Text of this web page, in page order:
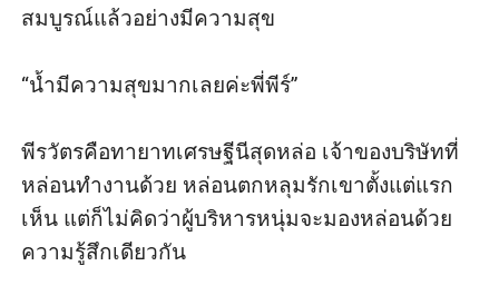
สมบูรณ์แล้วอย่างมีความสุข
“น้ำมีความสุขมากเลยค่ะพี่พีร์”
พีรวัตรคือทายาทเศรษฐีนีสุดหล่อ เจ้าของบริษัทที่
หล่อนทำงานด้วย หล่อนตกหลุมรักเขาตั้งแต่แรก
เห็น แต่ก็ไม่คิดว่าผู้บริหารหนุ่มจะมองหล่อนด้วย
ความรู้สึกเดียวกัน